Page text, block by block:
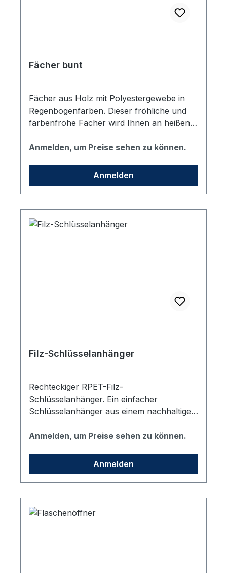
Fächer bunt
Fächer aus Holz mit Polyestergewebe in
Regenbogenfarben. Dieser fröhliche und
farbenfrohe Fächer wird Ihnen an heißen
bringen. Da Holz ein natürliches Material
variieren. Dies kann zu Abweichungen im
Ergebnis der Veredlung führen inkl.
einfarbigem Logoaufdruck.
Anmelden, um Preise sehen zu können.
Anmelden
Filz-Schlüsselanhänger
Rechteckiger RPET-Filz-
Schlüsselanhänger. Ein einfacher
Schlüsselanhänger aus einem nachhaltigen
recyceltem PET-Kunststoff hergestellt.
Anmelden, um Preise sehen zu können.
Anmelden